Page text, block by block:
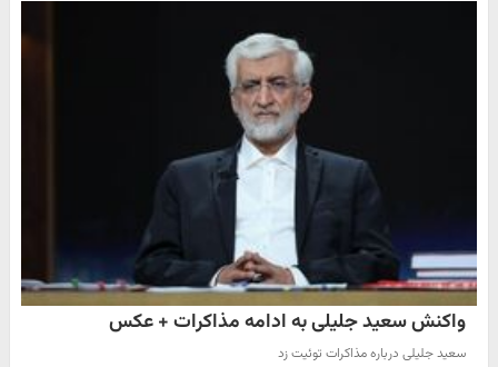
واکنش سعید جلیلی به ادامه مذاکرات + عکس
سعید جلیلی درباره مذاکرات توئیت زد